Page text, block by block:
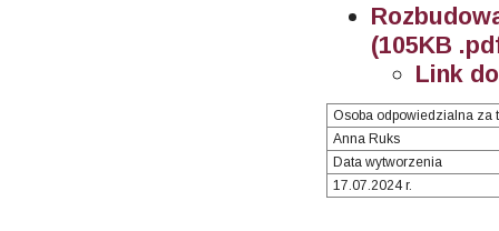
(105KB
Link
Osoba odpowiedzialna za
Anna Ruks
Data wytworzenia
17.07.2024 r.